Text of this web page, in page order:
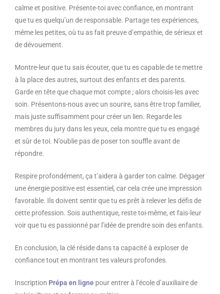
calme et positive. Présente-toi avec confiance, en montrant
que tu es quelqu’un de responsable. Partage tes expériences,
même les petites, où tu as fait preuve d’empathie, de sérieux et
de dévouement.
Montre-leur que tu sais écouter, que tu es capable de te mettre
à la place des autres, surtout des enfants et des parents.
Garde en tête que chaque mot compte ; alors choisis-les avec
soin. Présentons-nous avec un sourire, sans être trop familier,
mais juste suffisamment pour créer un lien. Regarde les
membres du jury dans les yeux, cela montre que tu es engagé
et sûr de toi. N’oublie pas de poser ton souffle avant de
répondre.
Respire profondément, ça t’aidera à garder ton calme. Dégager
une énergie positive est essentiel, car cela crée une impression
favorable. Ils doivent sentir que tu es prêt à relever les défis de
cette profession. Sois authentique, reste toi-même, et fais-leur
voir que tu es passionné par l’idée de prendre soin des enfants.
En conclusion, la clé réside dans ta capacité à exploser de
confiance tout en montrant tes valeurs profondes.
Inscription Prépa en ligne pour entrer à l’école d’auxiliaire de